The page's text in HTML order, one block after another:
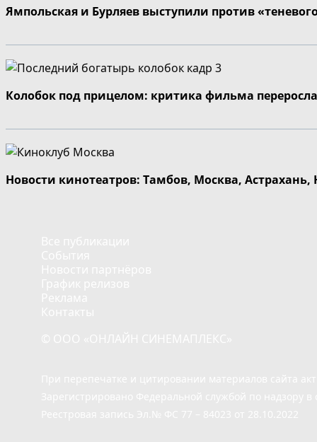
Ямпольская и Бурляев выступили против
Колобок под прицелом: критика фильма
Новости кинотеатров: Тамбов, Москва,